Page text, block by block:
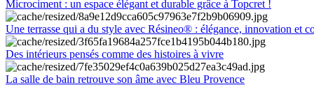
Microciment : un espace élégant et durable grâce à Topcret !
Une terrasse qui a du style avec Résineo® : élégance, innovation et
Des intérieurs pensés comme des histoires à vivre
La salle de bain retrouve son âme avec Bleu Provence